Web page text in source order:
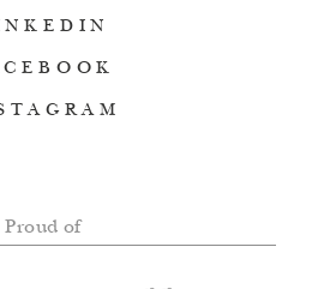
Proud of